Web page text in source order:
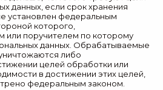
данных, если срок хранения
установлен федеральным
которого,
или поручителем по которому
данных. Обрабатываемые
либо
целей обработки или
в достижении этих целей,
федеральным законом.